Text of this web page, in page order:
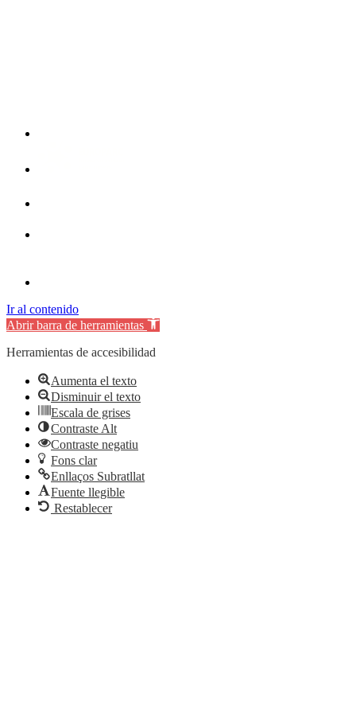
Ir al contenido
Abrir barra de herramientas
Herramientas de accesibilidad
Aumenta el texto
Disminuir el texto
Escala de grises
Contraste Alt
Contraste negatiu
Fons clar
Enllaços Subratllat
Fuente llegible
Restablecer